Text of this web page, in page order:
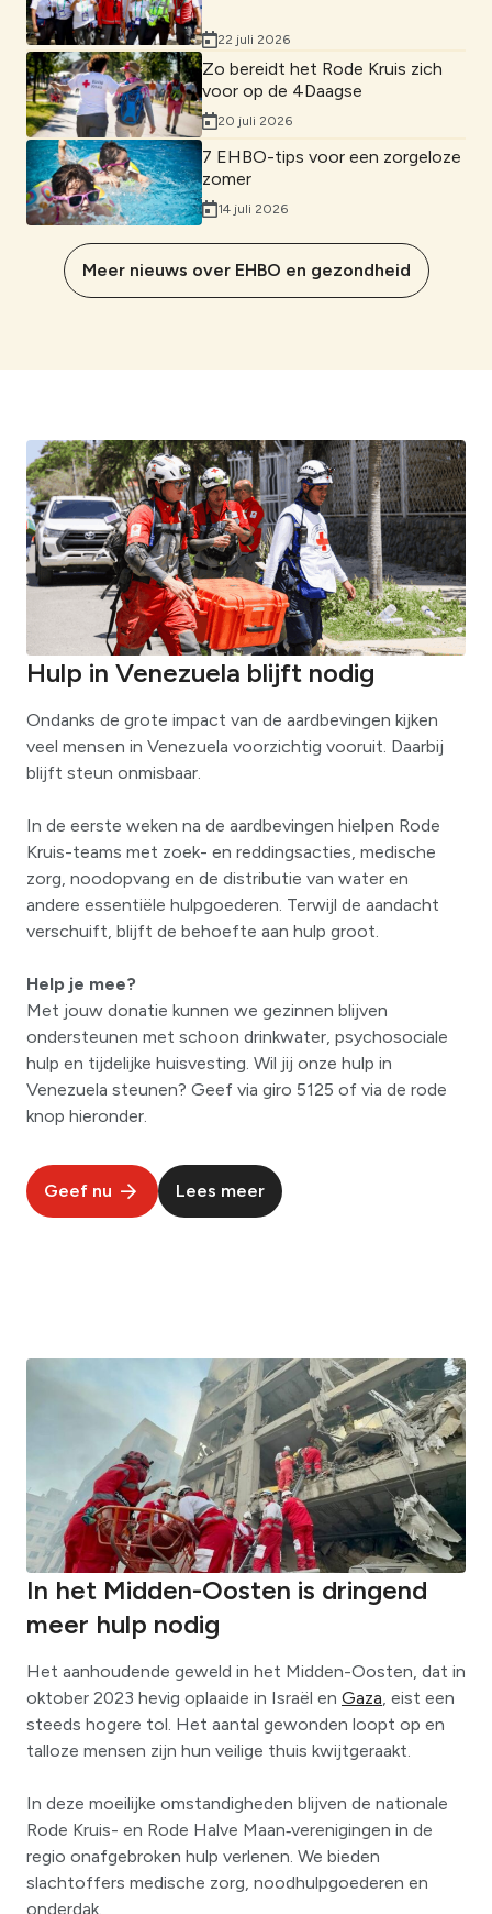
22 juli 2026
Zo bereidt het Rode Kruis zich
voor op de 4Daagse
20 juli 2026
7 EHBO-tips voor een zorgeloze
zomer
14 juli 2026
Meer nieuws over EHBO en gezondheid
Hulp in Venezuela blijft nodig
Ondanks de grote impact van de aardbevingen kijken
veel mensen in Venezuela voorzichtig vooruit. Daarbij
blijft steun onmisbaar.
In de eerste weken na de aardbevingen hielpen Rode
Kruis-teams met zoek- en reddingsacties, medische
zorg, noodopvang en de distributie van water en
andere essentiële hulpgoederen. Terwijl de aandacht
verschuift, blijft de behoefte aan hulp groot.
Help je mee?
Met jouw donatie kunnen we gezinnen blijven
ondersteunen met schoon drinkwater, psychosociale
hulp en tijdelijke huisvesting. Wil jij onze hulp in
Venezuela steunen? Geef via giro 5125 of via de rode
knop hieronder.
Geef nu Lees meer
In het Midden-Oosten is dringend
meer hulp nodig
Het aanhoudende geweld in het Midden-Oosten, dat in
oktober 2023 hevig oplaaide in Israël en Gaza, eist een
steeds hogere tol. Het aantal gewonden loopt op en
talloze mensen zijn hun veilige thuis kwijtgeraakt.
In deze moeilijke omstandigheden blijven de nationale
Rode Kruis- en Rode Halve Maan‑verenigingen in de
regio onafgebroken hulp verlenen. We bieden
slachtoffers medische zorg, noodhulpgoederen en
onderdak.